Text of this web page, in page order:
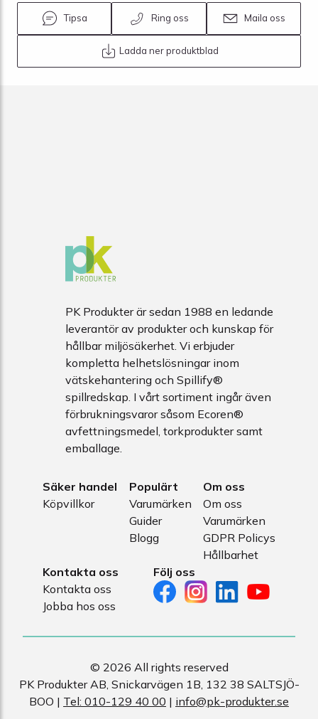
Tipsa Ring oss Maila oss
Ladda ner produktblad
PK Produkter är sedan 1988 en ledande
leverantör av produkter och kunskap för
hållbar miljösäkerhet. Vi erbjuder
kompletta helhetslösningar inom
vätskehantering och Spillify®
spillredskap. I vårt sortiment ingår även
förbrukningsvaror såsom Ecoren®
avfettningsmedel, torkprodukter samt
emballage.
Säker handel
Köpvillkor
Populärt
Varumärken
Guider
Blogg
Om oss
Om oss
Varumärken
GDPR Policys
Hållbarhet
Kontakta oss
Kontakta oss
Jobba hos oss
Följ oss
© 2026 All rights reserved
PK Produkter AB, Snickarvägen 1B, 132 38 SALTSJÖ-
BOO | Tel: 010-129 40 00 | info@pk-produkter.se